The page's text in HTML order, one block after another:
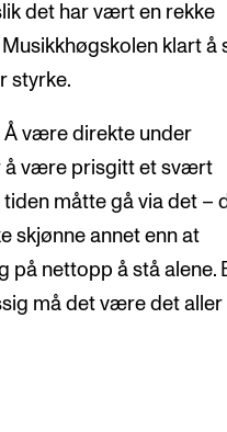
det har vært en rekke
klart å
styrke.
Å være direkte under
å være prisgitt et svært
måtte gå via det –
skjønne annet enn at
på nettopp å stå alene.
må det være det aller